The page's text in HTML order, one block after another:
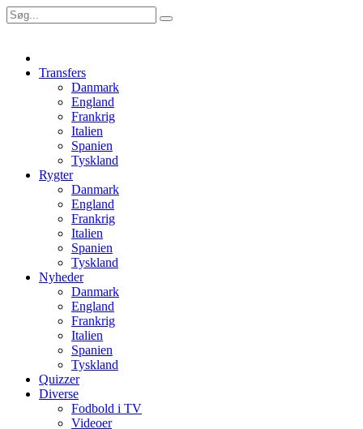
Transfers
Danmark
England
Frankrig
Italien
Spanien
Tyskland
Rygter
Danmark
England
Frankrig
Italien
Spanien
Tyskland
Nyheder
Danmark
England
Frankrig
Italien
Spanien
Tyskland
Quizzer
Diverse
Fodbold i TV
Videoer